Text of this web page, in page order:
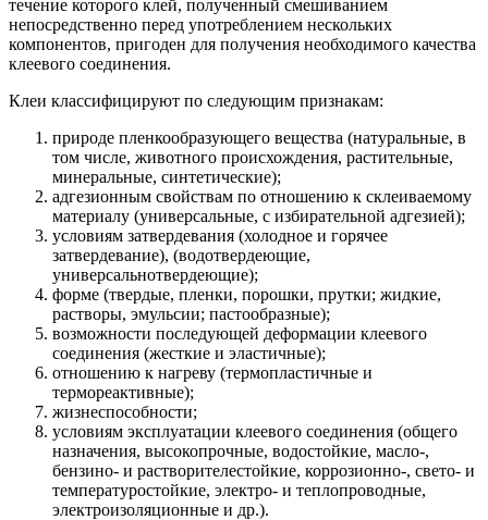
течение которого клей, полученный смешиванием
непосредственно перед употреблением нескольких
компонентов, пригоден для получения необходимого качества
клеевого соединения.
Клеи классифицируют по следующим признакам:
природе пленкообразующего вещества (натуральные, в
том числе, животного происхождения, растительные,
минеральные, синтетические);
адгезионным свойствам по отношению к склеиваемому
материалу (универсальные, с избирательной адгезией);
условиям затвердевания (холодное и горячее
затвердевание), (водотвердеющие,
универсальнотвердеющие);
форме (твердые, пленки, порошки, прутки; жидкие,
растворы, эмульсии; пастообразные);
возможности последующей деформации клеевого
соединения (жесткие и эластичные);
отношению к нагреву (термопластичные и
термореактивные);
жизнеспособности;
условиям эксплуатации клеевого соединения (общего
назначения, высокопрочные, водостойкие, масло-,
бензино- и растворителестойкие, коррозионно-, свето- и
температуростойкие, электро- и теплопроводные,
электроизоляционные и др.).